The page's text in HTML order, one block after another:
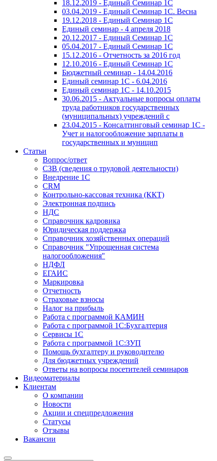
18.12.2019 - Единый Семинар 1С
03.04.2019 - Единый Семинар 1С. Весна
19.12.2018 - Единый Семинар 1С
Единый семинар - 4 апреля 2018
20.12.2017 - Единый Семинар 1С
05.04.2017 - Единый Семинар 1С
15.12.2016 - Отчетность за 2016 год
12.10.2016 - Единый Семинар 1С
Бюджетный семинар - 14.04.2016
Единый семинар 1С - 6.04.2016
Единый семинар 1С - 14.10.2015
30.06.2015 - Актуальные вопросы оплаты
труда работников государственных
(муниципальных) учреждений с
23.04.2015 - Консалтинговый семинар 1С -
Учет и налогообложение зарплаты в
государственных и муницип
Статьи
Вопрос/ответ
СЗВ (сведения о трудовой деятельности)
Внедрение 1С
CRM
Контрольно-кассовая техника (ККТ)
Электронная подпись
НДС
Справочник кадровика
Юридическая поддержка
Справочник хозяйственных операций
Справочник "Упрощенная система
налогообложения"
НДФЛ
ЕГАИС
Маркировка
Отчетность
Страховые взносы
Налог на прибыль
Работа с программой КАМИН
Работа с программой 1С:Бухгалтерия
Сервисы 1С
Работа с программой 1С:ЗУП
Помощь бухгалтеру и руководителю
Для бюджетных учреждений
Ответы на вопросы посетителей семинаров
Видеоматериалы
Клиентам
О компании
Новости
Акции и спецпредложения
Статусы
Отзывы
Вакансии